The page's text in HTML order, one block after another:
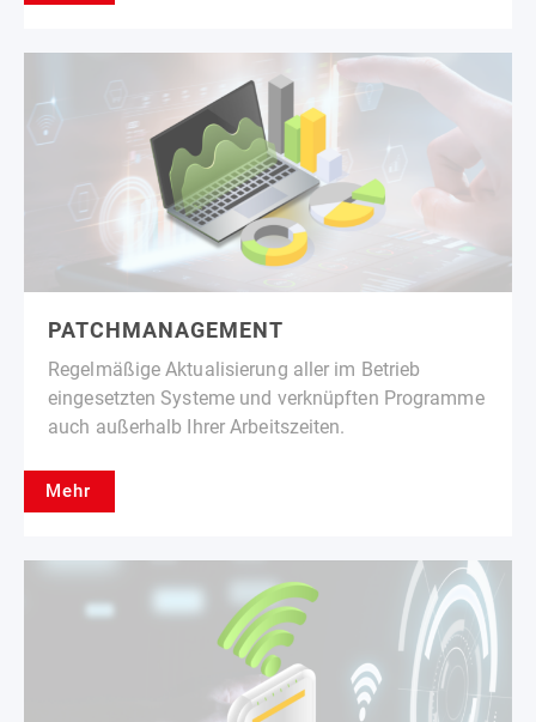
PATCHMANAGEMENT
Regelmäßige Aktualisierung aller im Betrieb
eingesetzten Systeme und verknüpften Programme
auch außerhalb Ihrer Arbeitszeiten.
Mehr